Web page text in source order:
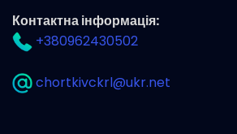
Контактна інформація:
+380962430502
chortkivckrl@ukr.net